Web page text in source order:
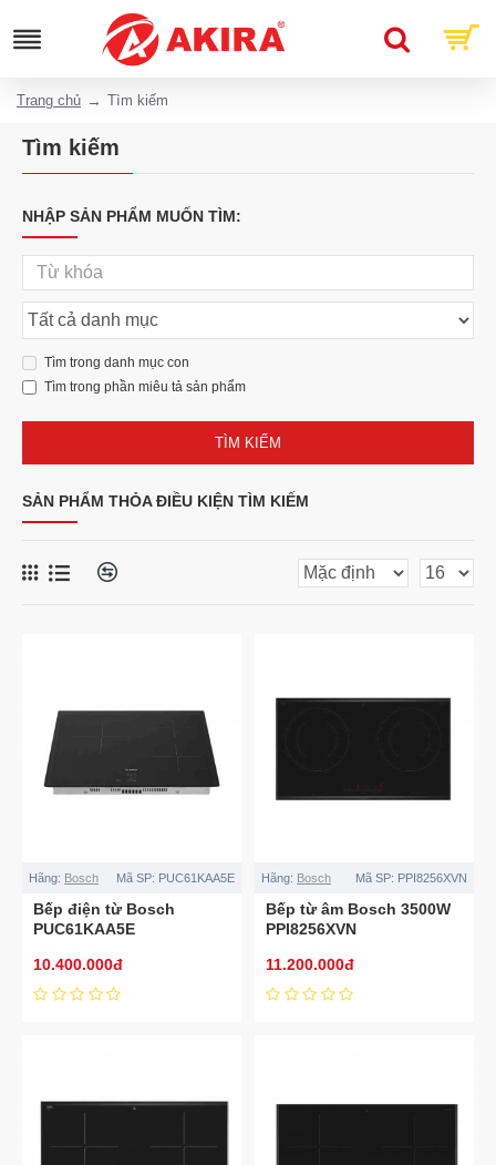
Trang chủ Tìm kiếm
Tìm kiếm
NHẬP SẢN PHẨM MUỐN TÌM:
Tìm trong danh mục con
Tìm trong phần miêu tả sản phẩm
TÌM KIẾM
SẢN PHẨM THỎA ĐIỀU KIỆN TÌM KIẾM
Hãng: Bosch Mã SP: PUC61KAA5E
Bếp điện từ Bosch
PUC61KAA5E
10.400.000đ
Hãng: Bosch Mã SP: PPI8256XVN
Bếp từ âm Bosch 3500W
PPI8256XVN
11.200.000đ